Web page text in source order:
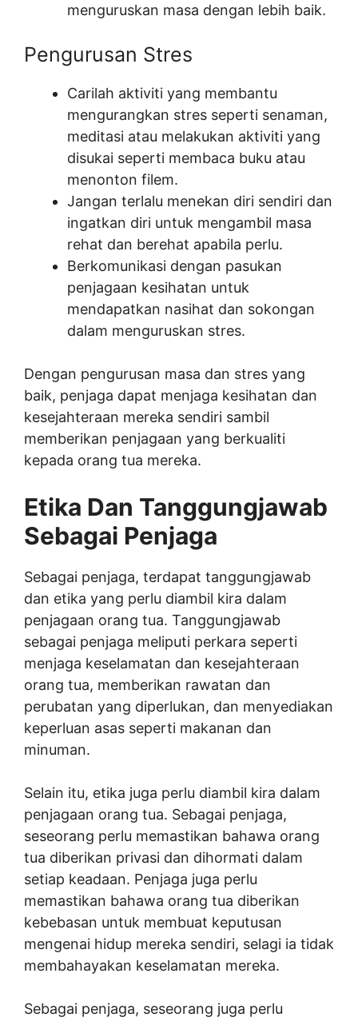
menguruskan masa dengan lebih baik.
Pengurusan Stres
Carilah aktiviti yang membantu
mengurangkan stres seperti senaman,
meditasi atau melakukan aktiviti yang
disukai seperti membaca buku atau
menonton filem.
Jangan terlalu menekan diri sendiri dan
ingatkan diri untuk mengambil masa
rehat dan berehat apabila perlu.
Berkomunikasi dengan pasukan
penjagaan kesihatan untuk
mendapatkan nasihat dan sokongan
dalam menguruskan stres.
Dengan pengurusan masa dan stres yang
baik, penjaga dapat menjaga kesihatan dan
kesejahteraan mereka sendiri sambil
memberikan penjagaan yang berkualiti
kepada orang tua mereka.
Etika Dan Tanggungjawab
Sebagai Penjaga
Sebagai penjaga, terdapat tanggungjawab
dan etika yang perlu diambil kira dalam
penjagaan orang tua. Tanggungjawab
sebagai penjaga meliputi perkara seperti
menjaga keselamatan dan kesejahteraan
orang tua, memberikan rawatan dan
perubatan yang diperlukan, dan menyediakan
keperluan asas seperti makanan dan
minuman.
Selain itu, etika juga perlu diambil kira dalam
penjagaan orang tua. Sebagai penjaga,
seseorang perlu memastikan bahawa orang
tua diberikan privasi dan dihormati dalam
setiap keadaan. Penjaga juga perlu
memastikan bahawa orang tua diberikan
kebebasan untuk membuat keputusan
mengenai hidup mereka sendiri, selagi ia tidak
membahayakan keselamatan mereka.
Sebagai penjaga, seseorang juga perlu